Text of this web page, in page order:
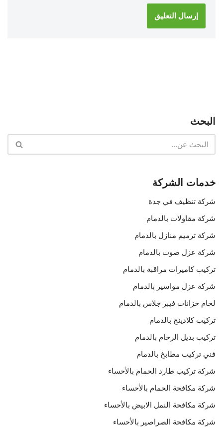
البحث
خدمات الشركة
شركة تنظيف في جدة
شركة مقاولات بالدمام
شركة ترميم منازل بالدمام
شركة عزل صوت بالدمام
تركيب كاميرات مراقبة بالدمام
شركة عزل مواسير بالدمام
لحام خزانات فيبر جلاس بالدمام
تركيب كلادينج بالدمام
تركيب بديل الرخام بالدمام
فني تركيب مطابخ بالدمام
شركة تركيب طارد الحمام بالأحساء
شركة مكافحة الحمام بالأحساء
شركة مكافحة النمل الابيض بالأحساء
شركة مكافحة الصراصير بالأحساء